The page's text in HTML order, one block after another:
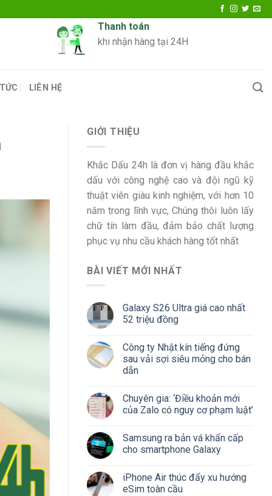
Thanh toán
khi nhận hàng tại 24H
LIÊN HỆ
GIỚI THIỆU
Khắc Dấu 24h là đơn vị hàng đầu khắc
dấu với công nghệ cao và đội ngũ kỹ
thuật viên giàu kinh nghiệm, với hơn 10
năm trong lĩnh vực, Chúng thôi luôn lấy
chữ tín làm đầu, đảm bảo chất lượng
phục vụ nhu cầu khách hàng tốt nhất
BÀI VIẾT MỚI NHẤT
Galaxy S26 Ultra giá cao nhất
52 triệu đồng
Công ty Nhật kín tiếng đứng
sau vải sợi siêu mỏng cho bán
dẫn
Chuyên gia: ‘Điều khoản mới
của Zalo có nguy cơ phạm luật’
Samsung ra bản vá khẩn cấp
cho smartphone Galaxy
iPhone Air thúc đẩy xu hướng
eSim toàn cầu